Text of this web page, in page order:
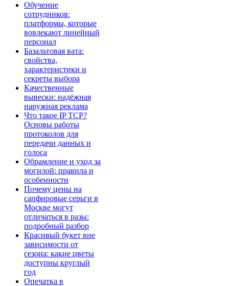
Обучение
сотрудников:
платформы, которые
вовлекают линейный
персонал
Базальтовая вата:
свойства,
характеристики и
секреты выбора
Качественные
вывески: надёжная
наружная реклама
Что такое IP TCP?
Основы работы
протоколов для
передачи данных и
голоса
Обрамление и уход за
могилой: правила и
особенности
Почему цены на
сапфировые серьги в
Москве могут
отличаться в разы:
подробный разбор
Красивый букет вне
зависимости от
сезона: какие цветы
доступны круглый
год
Опечатка в